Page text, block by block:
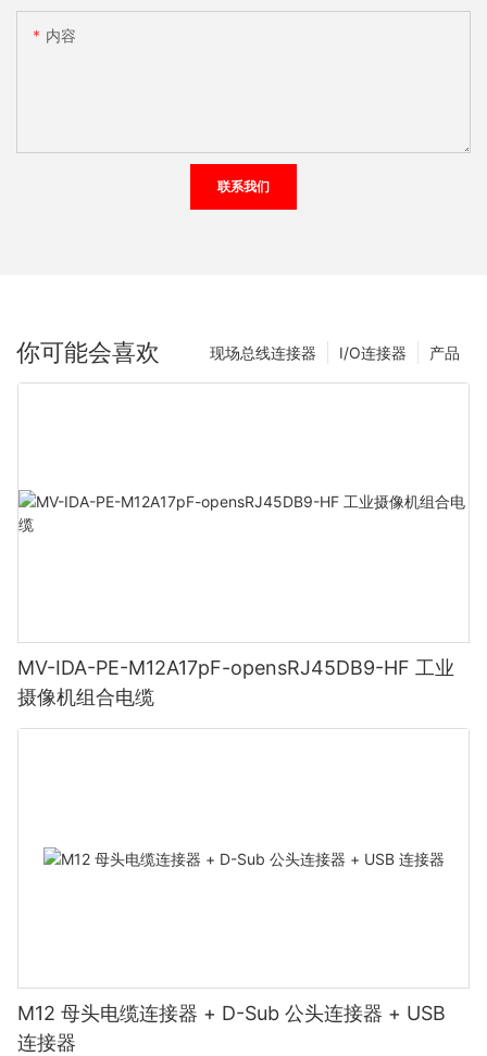
内容
联系我们
你可能会喜欢 产品
I/O连接器
现场总线连接器
MV-IDA-PE-M12A17pF-opensRJ45DB9-HF 工业
摄像机组合电缆
M12 母头电缆连接器 + D-Sub 公头连接器 + USB
连接器